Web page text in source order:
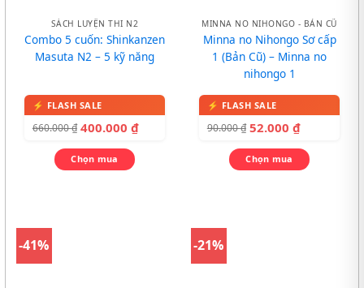
SÁCH LUYỆN THI N2
Combo 5 cuốn: Shinkanzen
Masuta N2 – 5 kỹ năng
660.000₫ 400.000 ₫
Chọn mua
MINNA NO NIHONGO - BẢN CŨ
Minna no Nihongo Sơ cấp
1 (Bản Cũ) – Minna no
nihongo 1
90.000₫ 52.000 ₫
Chọn mua
-41% -21%